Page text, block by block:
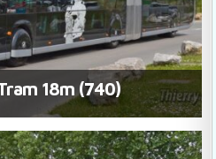
18m (740)